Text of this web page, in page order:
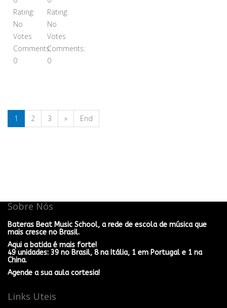
Rating:
No
Votes
Comments:
0
Rating:
No
Votes
Comments:
0
1 2 3 » End
Sobre Nós
Bateras Beat Music School, a rede de escola de música que
mais cresce no Brasil.
Aqui a batida é mais forte!
49 unidades: 39 no Brasil, 8 na Itália, 1 em Portugal e 1 na
China.
Agende a sua aula cortesia!
Links Uteis